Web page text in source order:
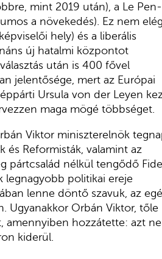
mint 2019 után), a Le Pen-
a növekedés). Ez nem elég
hely) és a liberális
új hatalmi központot
után is 400 fővel
jelentősége, mert az Európai
Ursula von der Leyen
maga mögé többséget.
Viktor miniszterelnök
és Reformisták, valamint az
pártcsalád nélkül tengődő
legnagyobb politikai ereje
lenne döntő szavuk, az
Ugyanakkor Orbán Viktor, tőle
amennyiben hozzátette: azt
kiderül.